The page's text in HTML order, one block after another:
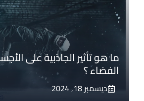
ما هو تأثير الجاذبية على
الفضاء ؟
ديسمبر 18, 2024